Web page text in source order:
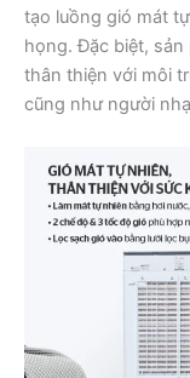
tạo luồng gió mát
họng. Đặc biệt,
thân thiện với môi
cũng như người